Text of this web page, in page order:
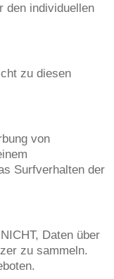
den individuellen
zu diesen
von
Surfverhalten der
Daten über
zu sammeln.